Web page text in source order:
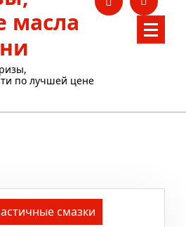
по лучшей цене
смазки